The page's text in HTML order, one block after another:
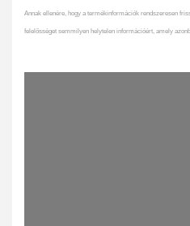
Annak ellenére, hogy a termékinformációk rendszeresen
felelősséget semmilyen helytelen információért, amely